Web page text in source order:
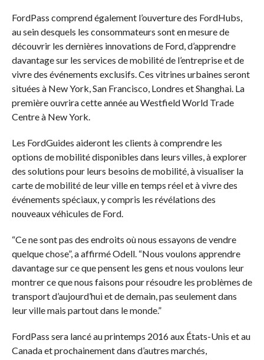
FordPass comprend également l’ouverture des FordHubs,
au sein desquels les consommateurs sont en mesure de
découvrir les dernières innovations de Ford, d’apprendre
davantage sur les services de mobilité de l’entreprise et de
vivre des événements exclusifs. Ces vitrines urbaines seront
situées à New York, San Francisco, Londres et Shanghai. La
première ouvrira cette année au Westfield World Trade
Centre à New York.
Les FordGuides aideront les clients à comprendre les
options de mobilité disponibles dans leurs villes, à explorer
des solutions pour leurs besoins de mobilité, à visualiser la
carte de mobilité de leur ville en temps réel et à vivre des
événements spéciaux, y compris les révélations des
nouveaux véhicules de Ford.
“Ce ne sont pas des endroits où nous essayons de vendre
quelque chose”, a affirmé Odell. “Nous voulons apprendre
davantage sur ce que pensent les gens et nous voulons leur
montrer ce que nous faisons pour résoudre les problèmes de
transport d’aujourd’hui et de demain, pas seulement dans
leur ville mais partout dans le monde.”
FordPass sera lancé au printemps 2016 aux États-Unis et au
Canada et prochainement dans d’autres marchés,